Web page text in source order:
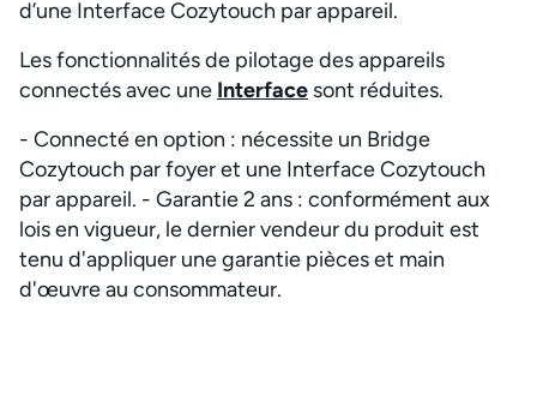
d’une Interface Cozytouch par appareil.
Les fonctionnalités de pilotage des appareils
connectés avec une Interface sont réduites.
- Connecté en option : nécessite un Bridge
Cozytouch par foyer et une Interface Cozytouch
par appareil. - Garantie 2 ans : conformément aux
lois en vigueur, le dernier vendeur du produit est
tenu d'appliquer une garantie pièces et main
d'œuvre au consommateur.